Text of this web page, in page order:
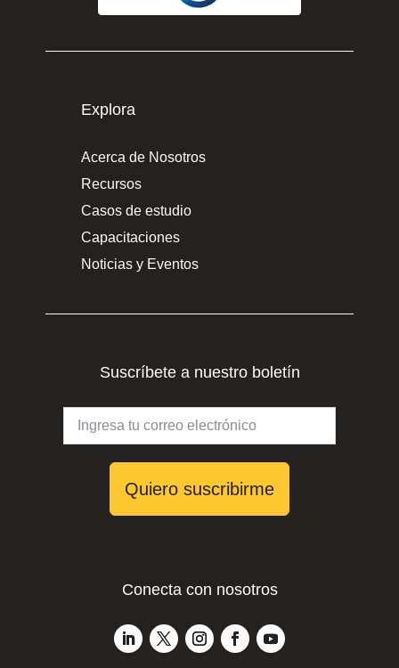
Explora
Acerca de Nosotros
Recursos
Casos de estudio
Capacitaciones
Noticias y Eventos
Suscríbete a nuestro boletín
Quiero suscribirme
Conecta con nosotros